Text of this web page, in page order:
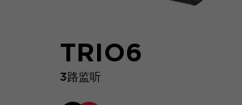
TRIO6
3路监听